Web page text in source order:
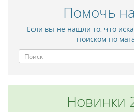
Помочь
Если вы не нашли то, что
поиском по
Новинки